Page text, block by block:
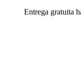
Entrega gratuita